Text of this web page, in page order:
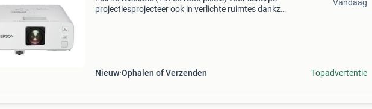
projectiesprojecteer ook in verlichte ruimtes dankzij
Nieuw Ophalen of Verzenden
Vandaag
Topadvertentie